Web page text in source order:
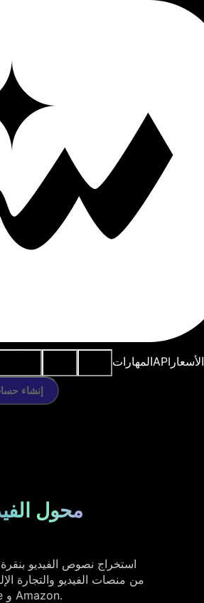
المهاراتAPI الأسعار
إنشاء
محول
استخراج نصوص الفيديو
من منصات الفيديو والتجارة
TikTok و YouTube و Amazon.